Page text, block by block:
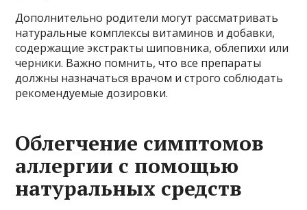
Дополнительно родители могут рассматривать
натуральные комплексы витаминов и добавки,
содержащие экстракты шиповника, облепихи или
черники. Важно помнить, что все препараты
должны назначаться врачом и строго соблюдать
рекомендуемые дозировки.
Облегчение симптомов
аллергии с помощью
натуральных средств